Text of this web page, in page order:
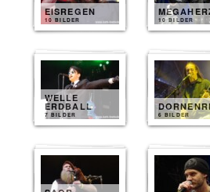
EISREGEN
10 BILDER 10 BILDER
WELLE
ERDBALL
7 BILDER 6 BILDER